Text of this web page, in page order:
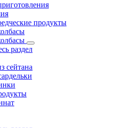
продукты
раздел
сейтана